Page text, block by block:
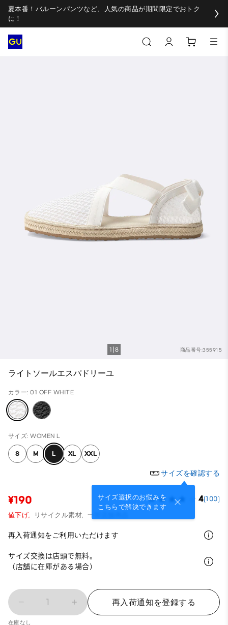
夏本番！バルーンパンツなど、人気の商品が期間限定でおトク
に！
商品番号:355915
1 8
ライトソールエスパドリーユ
カラー: 01 OFF WHITE
サイズ: WOMEN L
S M L XL XXL
サイズを確認する
サイズ選択のお悩みを
こちらで解決できます
¥190 4(100)
値下げ, リサイクル素材, 一部店舗商品
再入荷通知をご利用いただけます
サイズ交換は店頭で無料。
（店舗に在庫がある場合）
1 再入荷通知を登録する
在庫なし